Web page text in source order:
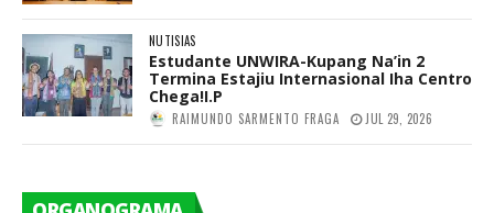
NUTISIAS
Estudante UNWIRA-Kupang Na’in 2
Termina Estajiu Internasional Iha Centro
Chega!I.P
RAIMUNDO SARMENTO FRAGA JUL 29, 2026